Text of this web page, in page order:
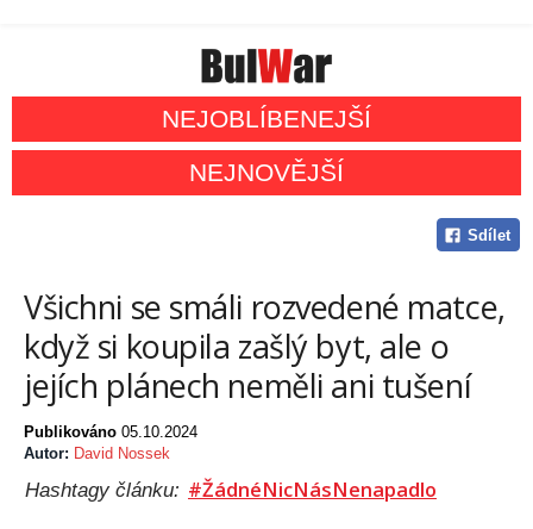
NEJOBLÍBENEJŠÍ
NEJNOVĚJŠÍ
Sdílet
Všichni se smáli rozvedené matce,
když si koupila zašlý byt, ale o
jejích plánech neměli ani tušení
Publikováno 05.10.2024
Autor: David Nossek
Hashtagy článku: #ŽádnéNicNásNenapadlo